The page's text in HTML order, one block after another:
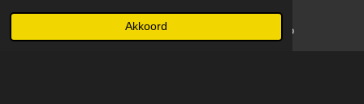
Akkoord WhatsApp